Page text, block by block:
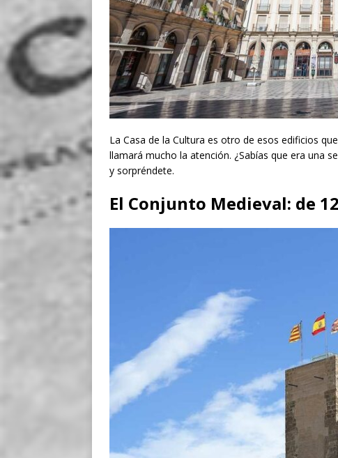
La Casa de la Cultura es otro de esos edificios
llamará mucho la atención. ¿Sabías que era una
y sorpréndete.
El Conjunto Medieval: de